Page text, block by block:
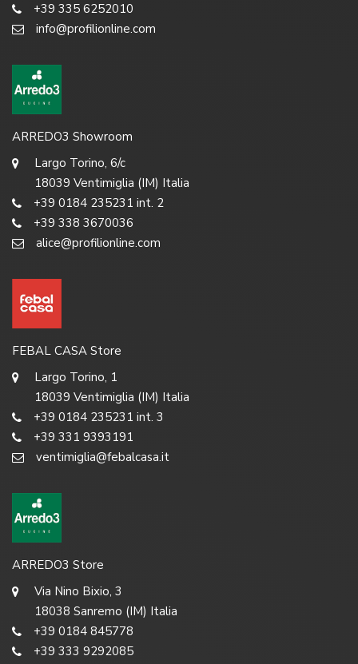
+39 335 6252010
info@profilionline.com
ARREDO3 Showroom
Largo Torino, 6/c
18039 Ventimiglia (IM) Italia
+39 0184 235231 int. 2
+39 338 3670036
alice@profilionline.com
FEBAL CASA Store
Largo Torino, 1
18039 Ventimiglia (IM) Italia
+39 0184 235231 int. 3
+39 331 9393191
ventimiglia@febalcasa.it
ARREDO3 Store
Via Nino Bixio, 3
18038 Sanremo (IM) Italia
+39 0184 845778
+39 333 9292085